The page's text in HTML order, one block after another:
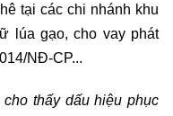
tại các chi nhánh khu
lúa gạo, cho vay phát
NĐ-CP...
thấy dấu hiệu phục